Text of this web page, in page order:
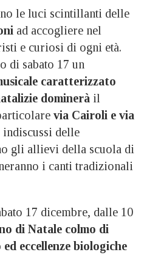
le luci scintillanti delle
ad accogliere nel
e curiosi di ogni età.
di sabato 17 un
caratterizzato
dominerà il
via Cairoli e via
delle
gli allievi della scuola di
i canti tradizionali
17 dicembre, dalle 10
di Natale colmo di
eccellenze biologiche